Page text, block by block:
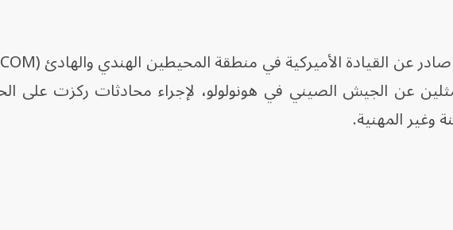
عن الجيش الصيني في هونولولو، لإجراء محادثات ركزت على
وغير المهنية.